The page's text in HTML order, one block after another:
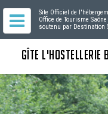
Site Officiel de
Office de Tourisme
soutenu par Destination
GÎTE L'HOSTELLERIE